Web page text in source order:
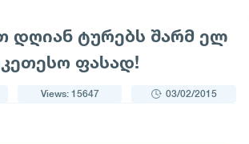
დღიან ტურებს შარმ ელ
ფასად!
Views: 15647 03/02/2015